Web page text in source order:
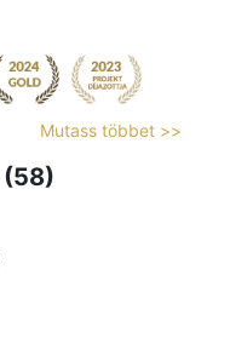
Mutass többet >>
(58)